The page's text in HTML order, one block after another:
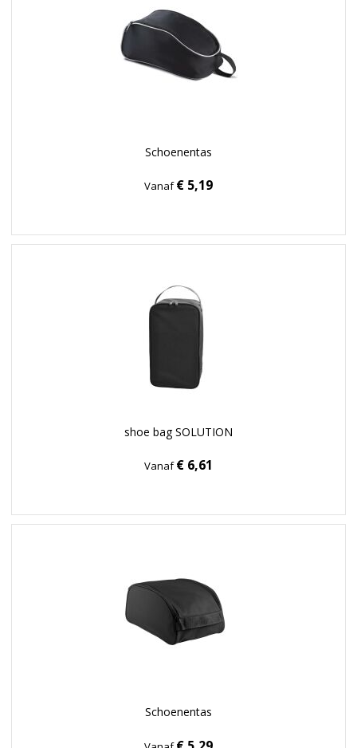
Schoenentas
Vanaf€ 5,19
shoe bag SOLUTION
Vanaf€ 6,61
Schoenentas